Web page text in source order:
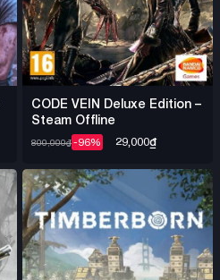
CODE VEIN Deluxe Edition –
Steam Offline
800,000₫-96% 29,000₫